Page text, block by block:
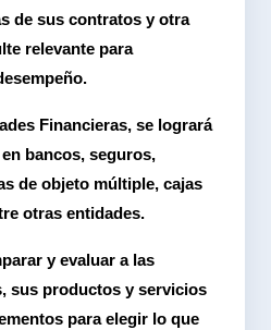
de sus contratos y otra
relevante para
Financieras, se logrará
bancos, seguros,
de objeto múltiple, cajas
otras entidades.
y evaluar a las
sus productos y servicios
para elegir lo que